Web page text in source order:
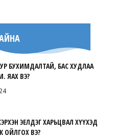
БУХИМДАЛТАЙ, БАС ХУДЛАА
ЯАХ ВЭ?
ЭЕЛДЭГ ХАРЬЦВАЛ ХҮҮХЭД
ОЙЛГОХ ВЭ?